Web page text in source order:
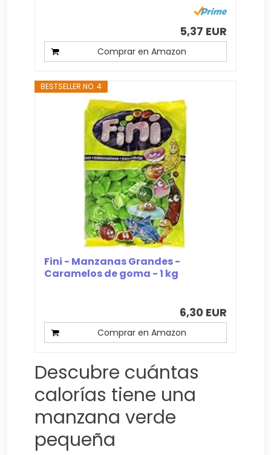
5,37 EUR
Comprar en Amazon
BESTSELLER NO. 4
Fini - Manzanas Grandes -
Caramelos de goma - 1 kg
6,30 EUR
Comprar en Amazon
Descubre cuántas
calorías tiene una
manzana verde
pequeña